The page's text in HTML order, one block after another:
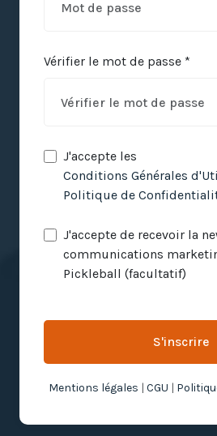
Vérifier le mot de passe *
J'accepte les
Conditions Générales
Politique de
J'accepte de recevoir la
communications
Pickleball (facultatif)
S'inscrire
Mentions légales | CGU |